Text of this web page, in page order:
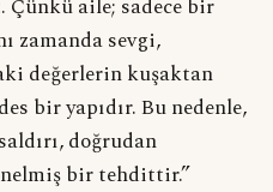
aile; sadece bir
zamanda sevgi,
değerlerin kuşaktan
bir yapıdır. Bu nedenle,
doğrudan
bir tehdittir.”